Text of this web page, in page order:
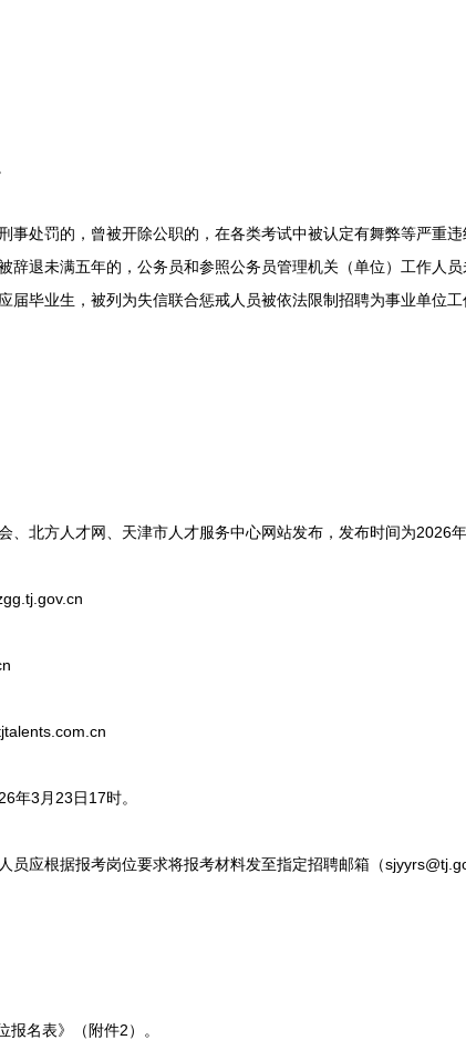
处罚的，曾被开除公职的，在各类考试中被认定有舞弊等严重违
辞退未满五年的，公务员和参照公务员管理机关（单位）工作人
届毕业生，被列为失信联合惩戒人员被依法限制招聘为事业单位
北方人才网、天津市人才服务中心网站发布，发布时间为2026年
3月23日17时。
应根据报考岗位要求将报考材料发至指定招聘邮箱（
名表》（附件2）。